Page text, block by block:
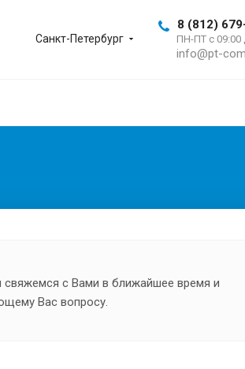
Санкт-Петербург
8 (812)
ПН-ПТ с 09:00
info@pt-
свяжемся с Вами в ближайшее время и
Вас вопросу.